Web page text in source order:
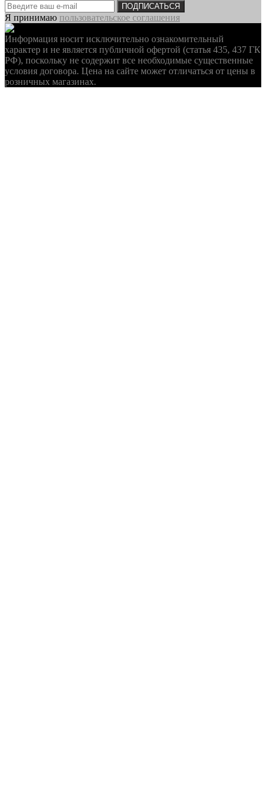
ПОДПИСАТЬСЯ
Я принимаю пользовательское соглашения
Информация носит исключительно ознакомительный
характер и не является публичной офертой (статья 435, 437 ГК
РФ), поскольку не содержит все необходимые существенные
условия договора. Цена на сайте может отличаться от цены в
розничных магазинах.